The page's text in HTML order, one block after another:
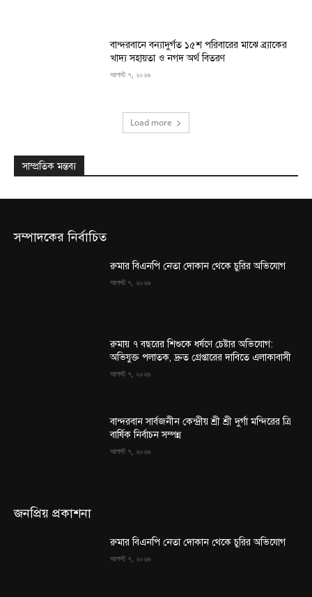
বান্দরবানে বন্যাদুর্গত ১৫শ পরিবারের মাঝে ব্র্যাকের
খাদ্য সহায়তা ও নগদ অর্থ বিতরণ
আগস্ট ৭, ২০২৬
Load more
সাম্প্রতিক মন্তব্য
সম্পাদকের নির্বাচিত
রুমার বিএনপি নেতা দোকান থেকে চুরির অভিযোগ
আগস্ট ৭, ২০২৬
রুমায় ৭ বছরের শিশুকে ধর্ষণে চেষ্টার অভিযোগ:
অভিযুক্ত পলাতক, দ্রুত গ্রেপ্তারের দাবিতে এলাকাবাসী
আগস্ট ৭, ২০২৬
বান্দরবান সার্বজনীন কেন্দ্রীয় শ্রী শ্রী দুর্গা মন্দিরের ত্রি
বার্ষিক নির্বাচন সম্পন্ন
আগস্ট ৭, ২০২৬
জনপ্রিয় প্রকাশনা
রুমার বিএনপি নেতা দোকান থেকে চুরির অভিযোগ
আগস্ট ৭, ২০২৬